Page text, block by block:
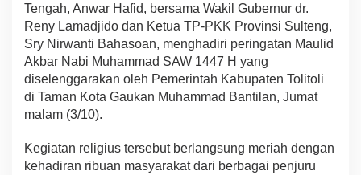
Tengah, Anwar Hafid, bersama Wakil Gubernur dr.
Reny Lamadjido dan Ketua TP-PKK Provinsi Sulteng,
Sry Nirwanti Bahasoan, menghadiri peringatan Maulid
Akbar Nabi Muhammad SAW 1447 H yang
diselenggarakan oleh Pemerintah Kabupaten Tolitoli
di Taman Kota Gaukan Muhammad Bantilan, Jumat
malam (3/10).
Kegiatan religius tersebut berlangsung meriah dengan
kehadiran ribuan masyarakat dari berbagai penjuru